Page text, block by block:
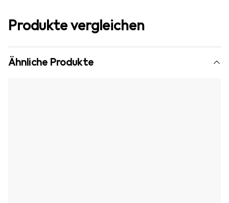
Produkte vergleichen
Ähnliche Produkte